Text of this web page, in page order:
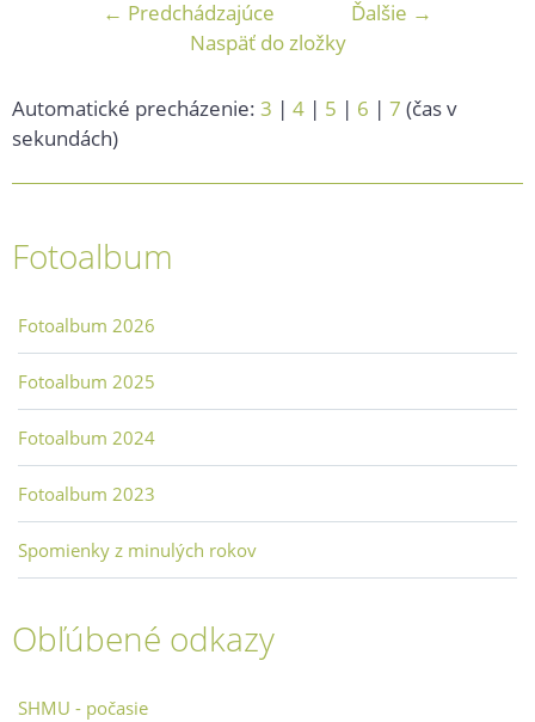
← Predchádzajúce
Ďalšie →
Naspäť do zložky
Automatické precházenie: 3 | 4 | 5 | 6 | 7 (čas v
sekundách)
Fotoalbum
Fotoalbum 2026
Fotoalbum 2025
Fotoalbum 2024
Fotoalbum 2023
Spomienky z minulých rokov
Obľúbené odkazy
SHMU - počasie